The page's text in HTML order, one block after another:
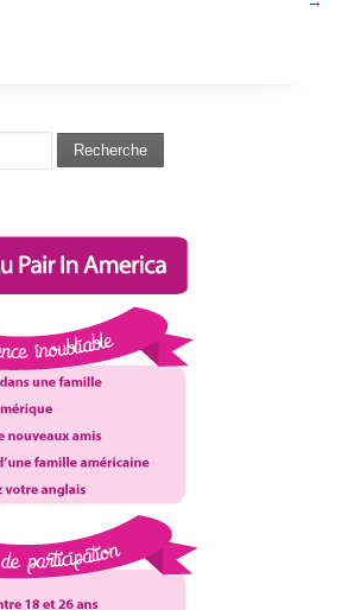
Recherche